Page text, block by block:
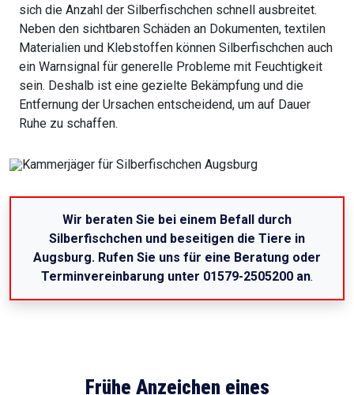
sich die Anzahl der Silberfischchen schnell ausbreitet.
Neben den sichtbaren Schäden an Dokumenten, textilen
Materialien und Klebstoffen können Silberfischchen auch
ein Warnsignal für generelle Probleme mit Feuchtigkeit
sein. Deshalb ist eine gezielte Bekämpfung und die
Entfernung der Ursachen entscheidend, um auf Dauer
Ruhe zu schaffen.
Wir beraten Sie bei einem Befall durch
Silberfischchen und beseitigen die Tiere in
Augsburg. Rufen Sie uns für eine Beratung oder
Terminvereinbarung unter 01579-2505200 an.
Frühe Anzeichen eines